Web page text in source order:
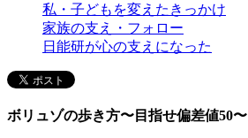
私・子どもを変えたきっかけ
家族の支え・フォロー
日能研が心の支えになった
ボリュゾの歩き方〜目指せ偏差値50〜